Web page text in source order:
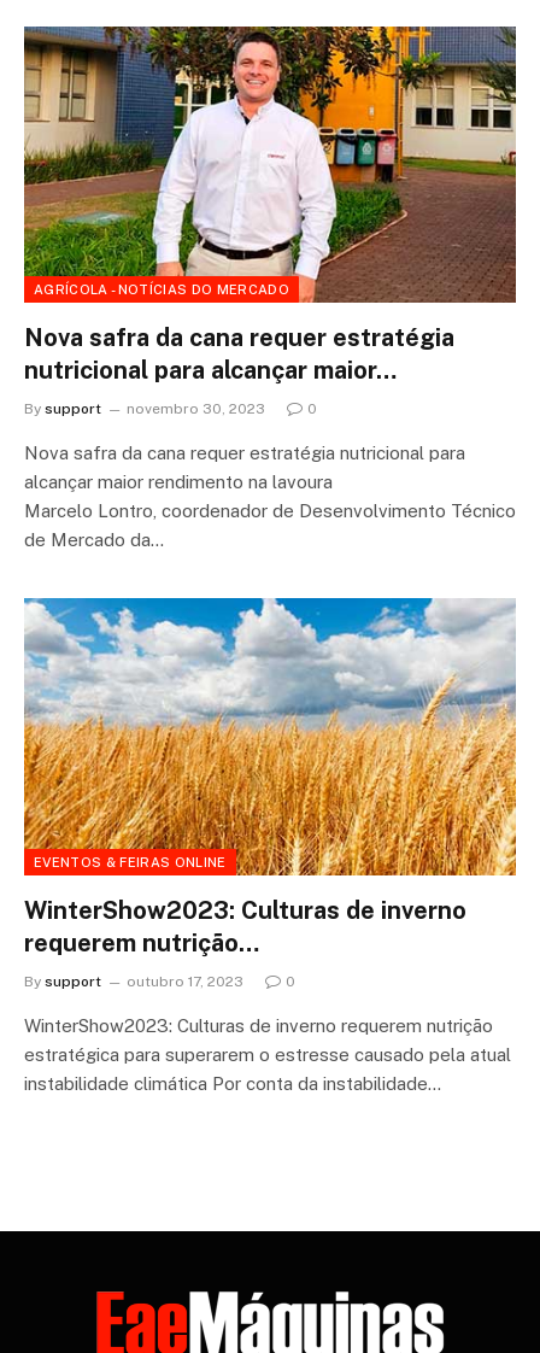
AGRÍCOLA - NOTÍCIAS DO MERCADO
Nova safra da cana requer estratégia
nutricional para alcançar maior…
By support novembro 30, 2023 0
Nova safra da cana requer estratégia nutricional para
alcançar maior rendimento na lavoura
Marcelo Lontro, coordenador de Desenvolvimento Técnico
de Mercado da…
EVENTOS & FEIRAS ONLINE
WinterShow2023: Culturas de inverno
requerem nutrição…
By support outubro 17, 2023 0
WinterShow2023: Culturas de inverno requerem nutrição
estratégica para superarem o estresse causado pela atual
instabilidade climática Por conta da instabilidade…